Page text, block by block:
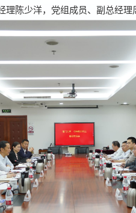
陈少洋，党组成员、副总经理